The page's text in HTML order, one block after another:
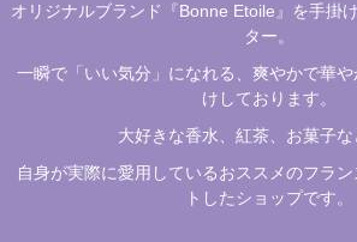
オリジナルブランド『Bonne Etoile』を手掛
ター。
一瞬で「いい気分」になれる、爽やかで華
けしております。
大好きな香水、紅茶、お菓子な
自身が実際に愛用しているおススメのフラ
トしたショップです。